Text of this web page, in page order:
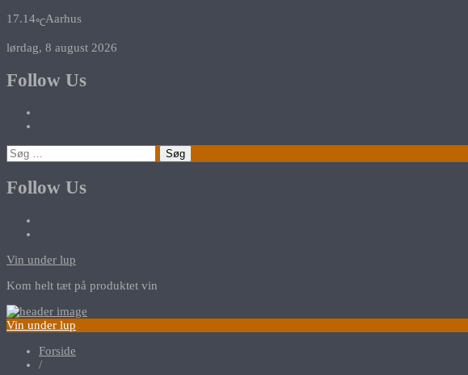
17.14℃Aarhus
lørdag, 8 august 2026
Follow Us
Søg
efter:
Follow Us
Vin under lup
Kom helt tæt på produktet vin
Vin under lup
Forside
/